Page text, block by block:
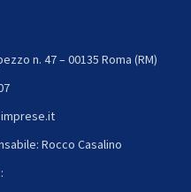
n. 47 – 00135 Roma (RM)
Rocco Casalino